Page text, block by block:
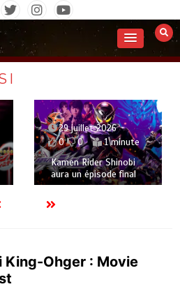
29 juillet 2026
0
0 1 minute
Kamen Rider Shinobi
aura un épisode final
King-Ohger : Movie